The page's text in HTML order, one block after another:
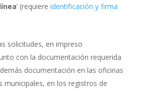
‘ (requiere identificación y firma
solicitudes, en impreso
con la documentación requerida
documentación en las oficinas
municipales, en los registros de